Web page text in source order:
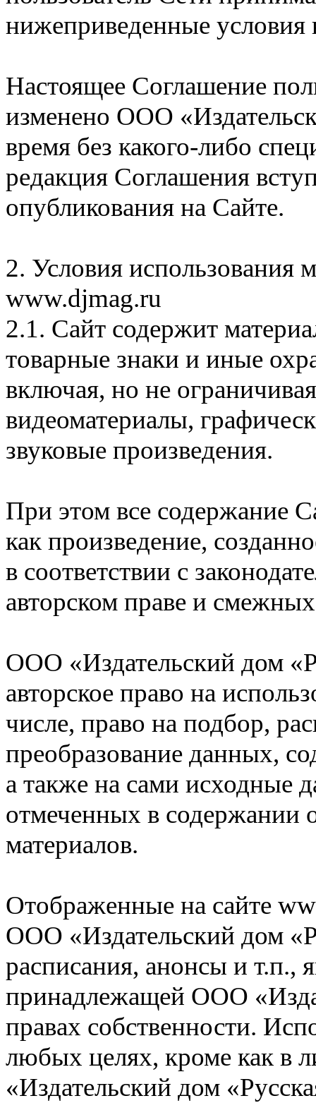
нижеприведенные условия
Настоящее Соглашение
изменено ООО
время без какого-либо
редакция Соглашения
опубликования на Сайте.
2. Условия использования
www.djmag.ru
2.1. Сайт содержит
товарные знаки и иные
включая, но не
видеоматериалы,
звуковые произведения.
При этом все содержание
как произведение,
в соответствии с
авторском праве и
ООО «Издательский дом
авторское право на
числе, право на подбор,
преобразование данных,
а также на сами исходные
отмеченных в содержании
материалов.
Отображенные на сайте
ООО «Издательский дом
расписания, анонсы и т.п.,
принадлежащей ООО
правах собственности.
любых целях, кроме как в
«Издательский дом